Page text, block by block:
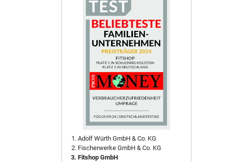
Adolf Würth GmbH & Co. KG
Fischerwerke GmbH & Co. KG
Fitshop GmbH